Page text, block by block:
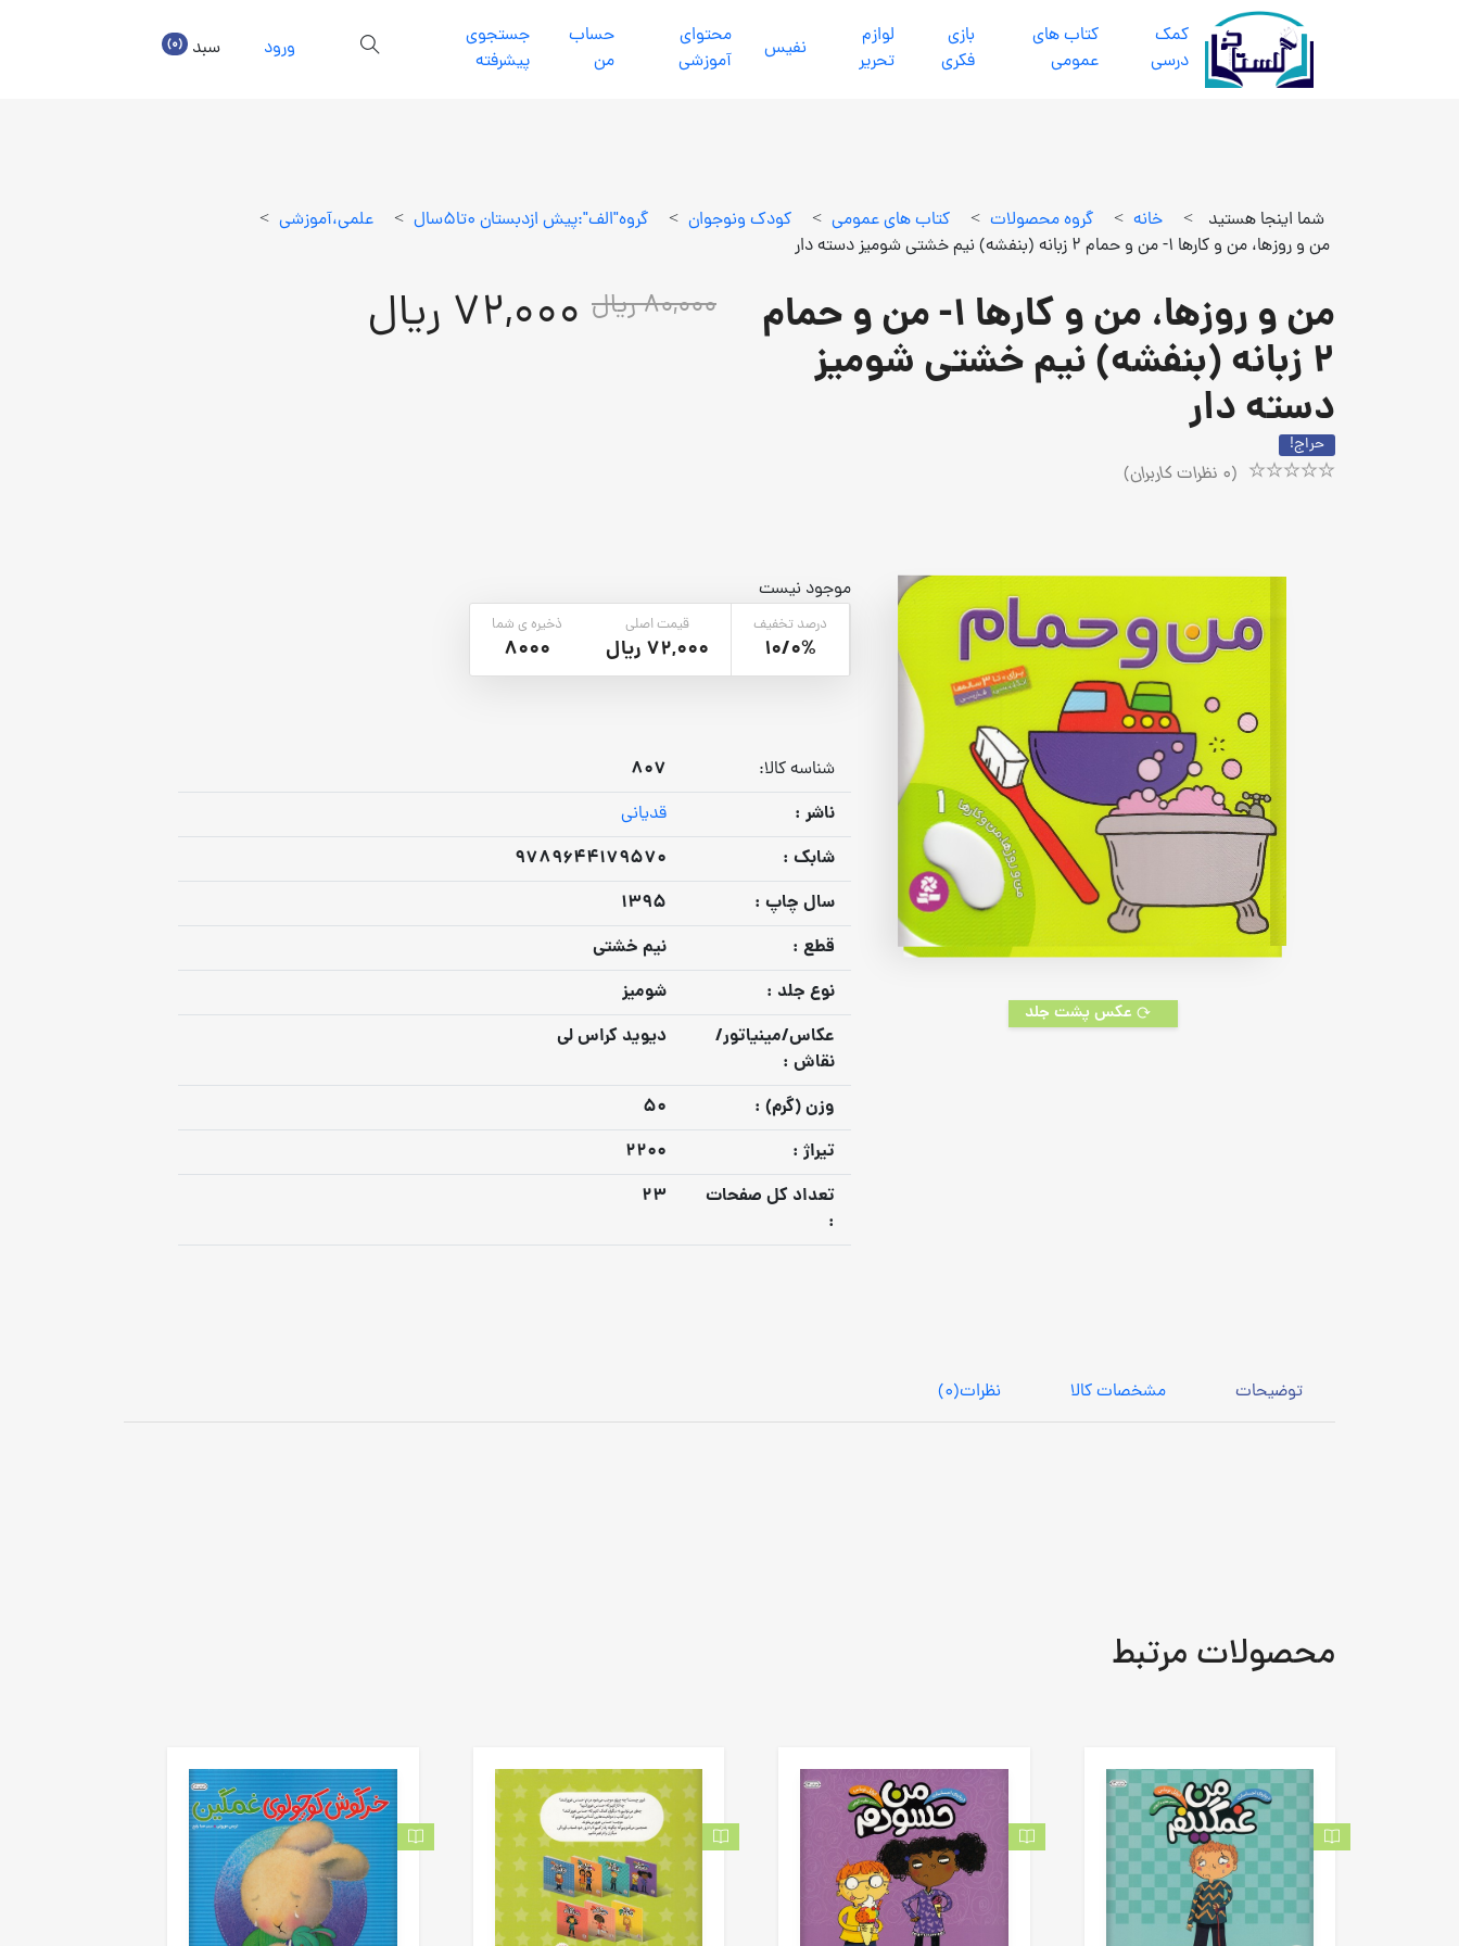
كمك
درسي
كتاب هاي
عمومي
بازي
فكري
لوازم
تحرير
نفيس
محتواي
آموزشي
حساب
من
جستجوی
پیشرفته
ورود سبد (0)
شما اینجا هستید > خانه > گروه محصولات > كتاب هاي عمومي > كودك ونوجوان > گروه"الف":پيش ازدبستان 0تا5سال > علمي،آموزشي >
من و روزها، من و کارها 1- من و حمام 2 زبانه (بنفشه) نیم خشتی شومیز دسته دار
من و روزها، من و کارها 1- من و حمام
2 زبانه (بنفشه) نیم خشتی شومیز
دسته دار
حراج!
(
0 نظرات کاربران)
80,000 ریال 72,000 ریال
عکس پشت جلد
موجود نیست
درصد تخفیف
10/0%
قیمت اصلی
72,000 ریال
ذخیره ی شما
8000
شناسه کالا:
807
ناشر :
قدیانی
شابک :
9789644179570
سال چاپ :
1395
قطع :
نیم خشتی
نوع جلد :
شومیز
عكاس/مينياتور/
نقاش :
دیوید کراس لی
وزن (گرم) :
50
تيراژ :
2200
تعداد كل صفحات
:
23
توضیحات مشخصات کالا نظرات(0)
محصولات مرتبط